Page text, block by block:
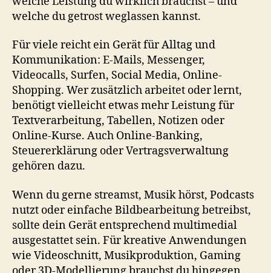
welche du getrost weglassen kannst.
Für viele reicht ein Gerät für Alltag und
Kommunikation: E-Mails, Messenger,
Videocalls, Surfen, Social Media, Online-
Shopping. Wer zusätzlich arbeitet oder lernt,
benötigt vielleicht etwas mehr Leistung für
Textverarbeitung, Tabellen, Notizen oder
Online-Kurse. Auch Online-Banking,
Steuererklärung oder Vertragsverwaltung
gehören dazu.
Wenn du gerne streamst, Musik hörst, Podcasts
nutzt oder einfache Bildbearbeitung betreibst,
sollte dein Gerät entsprechend multimedial
ausgestattet sein. Für kreative Anwendungen
wie Videoschnitt, Musikproduktion, Gaming